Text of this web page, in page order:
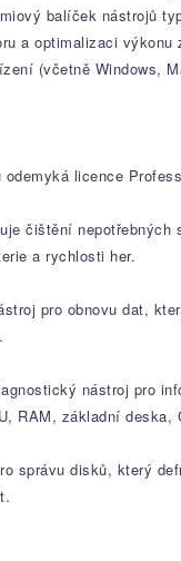
balíček nástrojů
a optimalizaci
(včetně Windows,
licence
čištění
a rychlosti her.
pro obnovu dat,
nástroj pro
RAM, základní deska,
správu disků, který